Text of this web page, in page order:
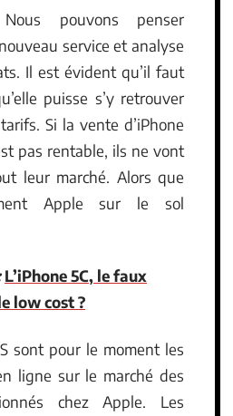
pouvons penser
service et analyse
Il est évident qu’il faut
puisse s’y retrouver
Si la vente d’iPhone
pas rentable, ils ne vont
leur marché. Alors que
Apple sur le sol
L’iPhone 5C, le faux
low cost ?
sont pour le moment les
ligne sur le marché des
chez Apple. Les